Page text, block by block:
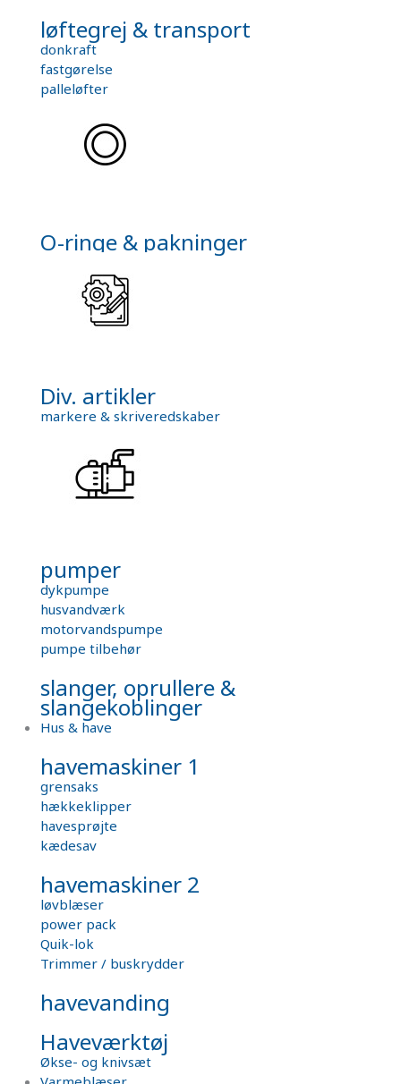
løftegrej & transport
donkraft
fastgørelse
palleløfter
O-ringe & pakninger
Div. artikler
markere & skriveredskaber
pumper
dykpumpe
husvandværk
motorvandspumpe
pumpe tilbehør
slanger, oprullere &
slangekoblinger
Hus & have
havemaskiner 1
grensaks
hækkeklipper
havesprøjte
kædesav
havemaskiner 2
løvblæser
power pack
Quik-lok
Trimmer / buskrydder
havevanding
Haveværktøj
Økse- og knivsæt